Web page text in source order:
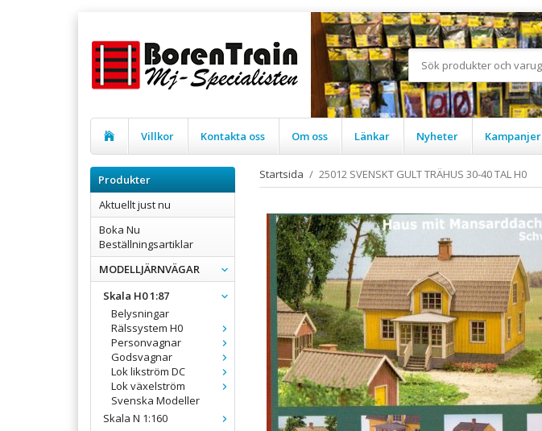
Villkor Kontakta oss Om oss Länkar Nyheter Kampanjer
Produkter
Aktuellt just nu
Boka Nu
Beställningsartiklar
MODELLJÄRNVÄGAR
Skala H0 1:87
Belysningar
Rälssystem H0
Personvagnar
Godsvagnar
Lok likström DC
Lok växelström
Svenska Modeller
Skala N 1:160
Startsida / 25012 SVENSKT GULT TRÄHUS 30-40 TAL H0